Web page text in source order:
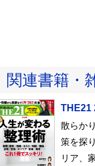
関連書籍・
THE21
散らか
策を探
リア、